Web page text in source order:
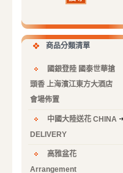
商品分類清單
國銀登陸 國泰世華搶
頭香 上海濱江東方大酒店
會場佈置
中國大陸送花 CHINA
DELIVERY
高雅盆花
Arrangement